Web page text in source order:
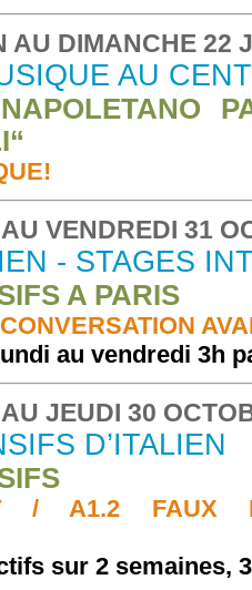
AU DIMANCHE 22
AU
VENDREDI 31
- STAGES
A PARIS
au vendredi 3h
JEUDI 30
D’ITALIEN
/ A1.2 FAUX
sur 2 semaines,